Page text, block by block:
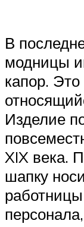
В
модницы
капор. Это
Изделие
XIX века.
шапку